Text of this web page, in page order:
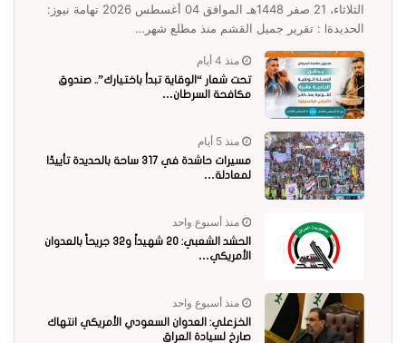
الثلاثاء، 21 صفر 1448هـ الموافق 04 أغسطس 2026 تهامة نيوز:
الحديدةl : تقرير جميل القشم منذ مطلع شهر…
منذ 4 أيام
تحت شعار “الوقاية تبدأ باختيارك”.. صندوق
مكافحة السرطان…
منذ 5 أيام
مسيرات حاشدة في 317 ساحة بالحديدة تأييدًا
لمعادلة…
منذ أسبوع واحد
الحشد الشعبي: 20 شهيداً و32 جريحاً بالعدوان
الأمريكي…
منذ أسبوع واحد
الخزعلي: العدوان السعودي الأمريكي انتهاك
صارخ لسيادة العراق